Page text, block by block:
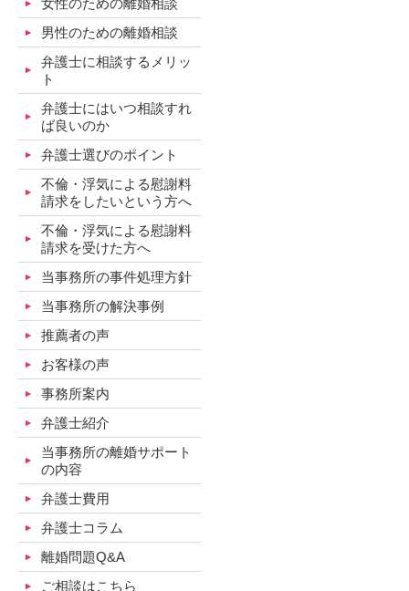
男性のための離婚相談
弁護士に相談するメリッ
ト
弁護士にはいつ相談すれ
ば良いのか
弁護士選びのポイント
不倫・浮気による慰謝料
請求をしたいという方へ
不倫・浮気による慰謝料
請求を受けた方へ
当事務所の事件処理方針
当事務所の解決事例
推薦者の声
お客様の声
事務所案内
弁護士紹介
当事務所の離婚サポート
の内容
弁護士費用
弁護士コラム
離婚問題Q&A
ご相談はこちら